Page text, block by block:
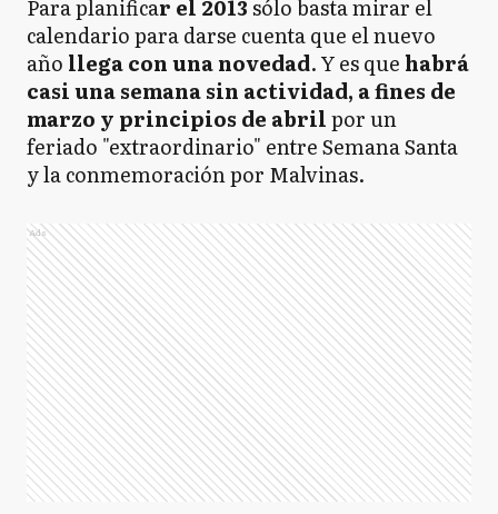
Para planificar el 2013sólo basta mirar el
calendario para darse cuenta que el nuevo
año llega con una novedad. Y es que habrá
casi una semana sin actividad, a fines de
marzo y principios de abrilpor un
feriado "extraordinario" entre Semana Santa
y la conmemoración por Malvinas.
Ads